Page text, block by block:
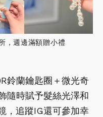
，週邊滿額贈小禮
鈴蘭鑰匙圈＋微光奇
隨時賦予髮絲光澤和
，追蹤IG還可參加幸